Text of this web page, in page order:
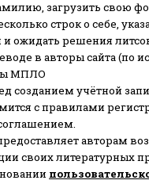
загрузить свою
строк о себе,
и ожидать решения
в авторы сайта (по
МПЛО
созданием учётной
с правилами
авторам
своих литературных